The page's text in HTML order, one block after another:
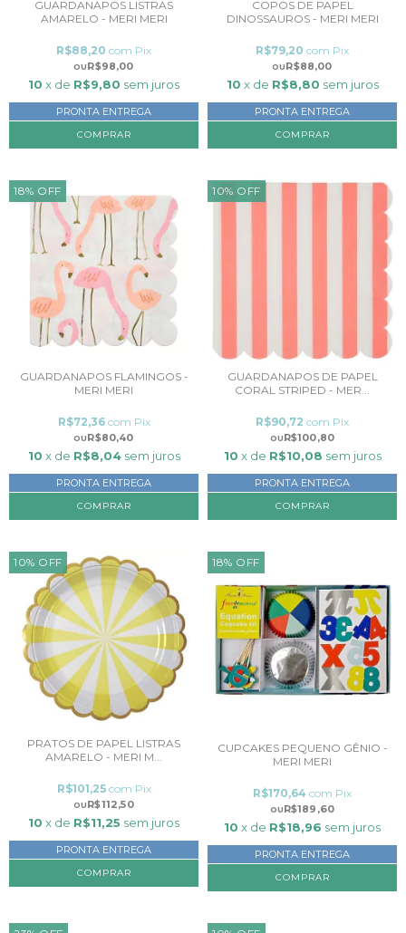
GUARDANAPOS LISTRAS
AMARELO - MERI MERI
R$98,00
R$88,20 com Pix
10 x de R$9,80 sem juros
PRONTA ENTREGA
COPOS DE PAPEL
DINOSSAUROS - MERI MERI
R$88,00
R$79,20 com Pix
10 x de R$8,80 sem juros
PRONTA ENTREGA
18% OFF
GUARDANAPOS FLAMINGOS -
MERI MERI
R$80,40
R$72,36 com Pix
10 x de R$8,04 sem juros
PRONTA ENTREGA
10% OFF
GUARDANAPOS DE PAPEL
CORAL STRIPED - MER...
R$100,80
R$90,72 com Pix
10 x de R$10,08 sem juros
PRONTA ENTREGA
10% OFF
PRATOS DE PAPEL LISTRAS
AMARELO - MERI M...
R$112,50
R$101,25 com Pix
10 x de R$11,25 sem juros
PRONTA ENTREGA
18% OFF
CUPCAKES PEQUENO GÊNIO -
MERI MERI
R$189,60
R$170,64 com Pix
10 x de R$18,96 sem juros
PRONTA ENTREGA